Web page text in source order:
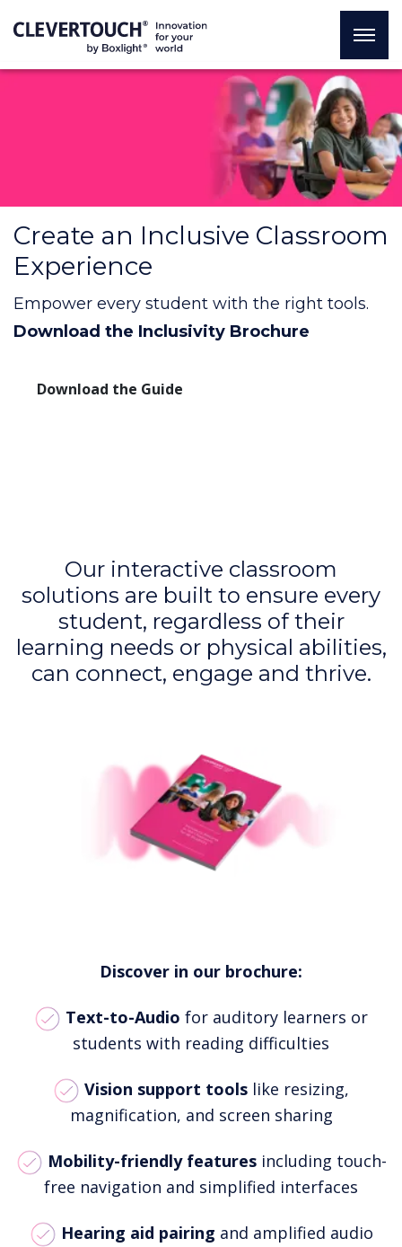
Create an Inclusive Classroom
Experience
Empower every student with the right tools.
Download the Inclusivity Brochure
Download the Guide
Our interactive classroom
solutions are built to ensure every
student, regardless of their
learning needs or physical abilities,
can connect, engage and thrive.
Discover in our brochure:
Text-to-Audio for auditory learners or
students with reading difficulties
Vision support tools like resizing,
magnification, and screen sharing
Mobility-friendly features including touch-
free navigation and simplified interfaces
Hearing aid pairing and amplified audio